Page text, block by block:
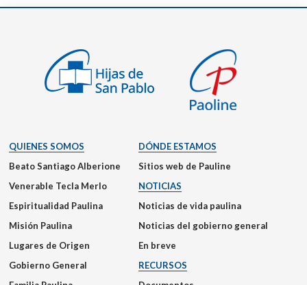
QUIENES SOMOS
Beato Santiago Alberione
Venerable Tecla Merlo
Espiritualidad Paulina
Misión Paulina
Lugares de Origen
Gobierno General
DÓNDE ESTAMOS
Sitios web de Pauline
NOTICIAS
Noticias de vida paulina
Noticias del gobierno general
En breve
RECURSOS